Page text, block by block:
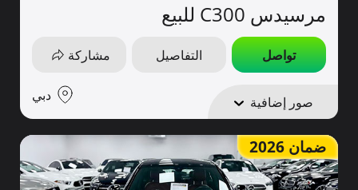
مرسيدس C300 للبيع
تواصل التفاصيل مشاركة
صور إضافية دبي
ضمان 2026